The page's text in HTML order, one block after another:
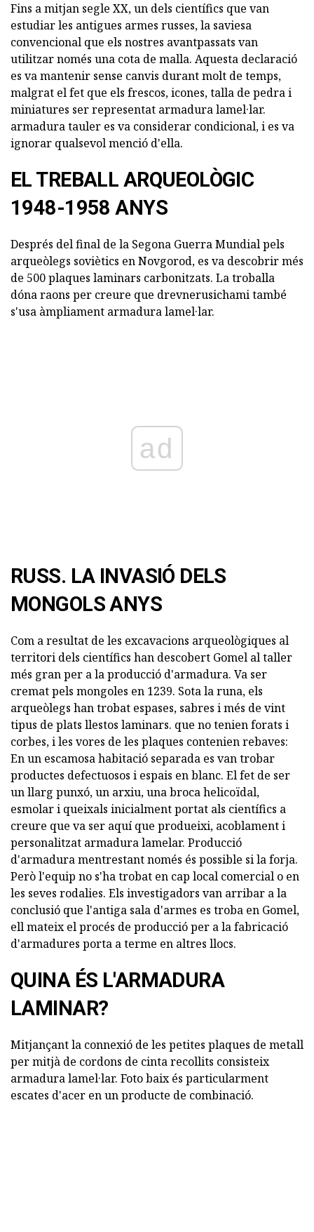
Fins a mitjan segle XX, un dels científics que van
estudiar les antigues armes russes, la saviesa
convencional que els nostres avantpassats van
utilitzar només una cota de malla. Aquesta declaració
es va mantenir sense canvis durant molt de temps,
malgrat el fet que els frescos, icones, talla de pedra i
miniatures ser representat armadura lamel·lar.
armadura tauler es va considerar condicional, i es va
ignorar qualsevol menció d'ella.
EL TREBALL ARQUEOLÒGIC
1948-1958 ANYS
Després del final de la Segona Guerra Mundial pels
arqueòlegs soviètics en Novgorod, es va descobrir més
de 500 plaques laminars carbonitzats. La troballa
dóna raons per creure que drevnerusichami també
s'usa àmpliament armadura lamel·lar.
ad
RUSS. LA INVASIÓ DELS
MONGOLS ANYS
Com a resultat de les excavacions arqueològiques al
territori dels científics han descobert Gomel al taller
més gran per a la producció d'armadura. Va ser
cremat pels mongoles en 1239. Sota la runa, els
arqueòlegs han trobat espases, sabres i més de vint
tipus de plats llestos laminars. que no tenien forats i
corbes, i les vores de les plaques contenien rebaves:
En un escamosa habitació separada es van trobar
productes defectuosos i espais en blanc. El fet de ser
un llarg punxó, un arxiu, una broca helicoïdal,
esmolar i queixals inicialment portat als científics a
creure que va ser aquí que produeixi, acoblament i
personalitzat armadura lamelar. Producció
d'armadura mentrestant només és possible si la forja.
Però l'equip no s'ha trobat en cap local comercial o en
les seves rodalies. Els investigadors van arribar a la
conclusió que l'antiga sala d'armes es troba en Gomel,
ell mateix el procés de producció per a la fabricació
d'armadures porta a terme en altres llocs.
QUINA ÉS L'ARMADURA
LAMINAR?
Mitjançant la connexió de les petites plaques de metall
per mitjà de cordons de cinta recollits consisteix
armadura lamel·lar. Foto baix és particularment
escates d'acer en un producte de combinació.